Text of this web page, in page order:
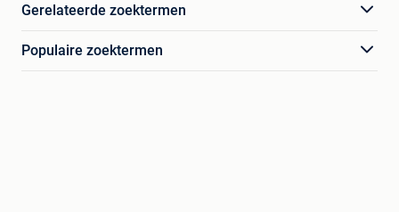
Gerelateerde zoektermen
Populaire zoektermen